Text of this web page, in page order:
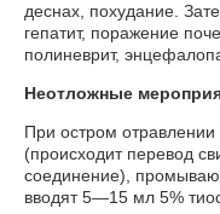
деснах, похудание.
гепатит, поражение
полиневрит,
Неотложные
При остром
(происходит перевод
соединение),
вводят 5—15 мл 5%